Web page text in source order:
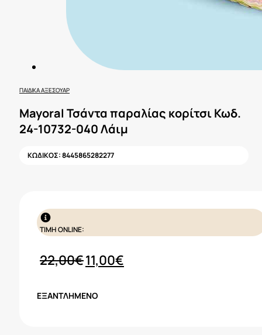
ΠΑΙΔΙΚΆ ΑΞΕΣΟΥΆΡ
Mayoral Τσάντα παραλίας κορίτσι Κωδ.
24-10732-040 Λάιμ
ΚΩΔΙΚΟΣ:8445865282277
ΤΙΜΗ ONLINE:
22,00€Original
was:
11,00€
ΕΞΑΝΤΛΗΜΈΝΟ